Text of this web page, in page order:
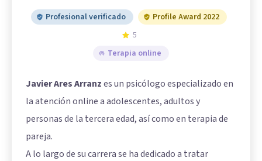
Profesional verificado
Profile Award 2022
5
Terapia online
Javier Ares Arranzes un psicólogo especializado en
la atención online a adolescentes, adultos y
personas de la tercera edad, así como en terapia de
pareja.
A lo largo de su carrera se ha dedicado a tratar